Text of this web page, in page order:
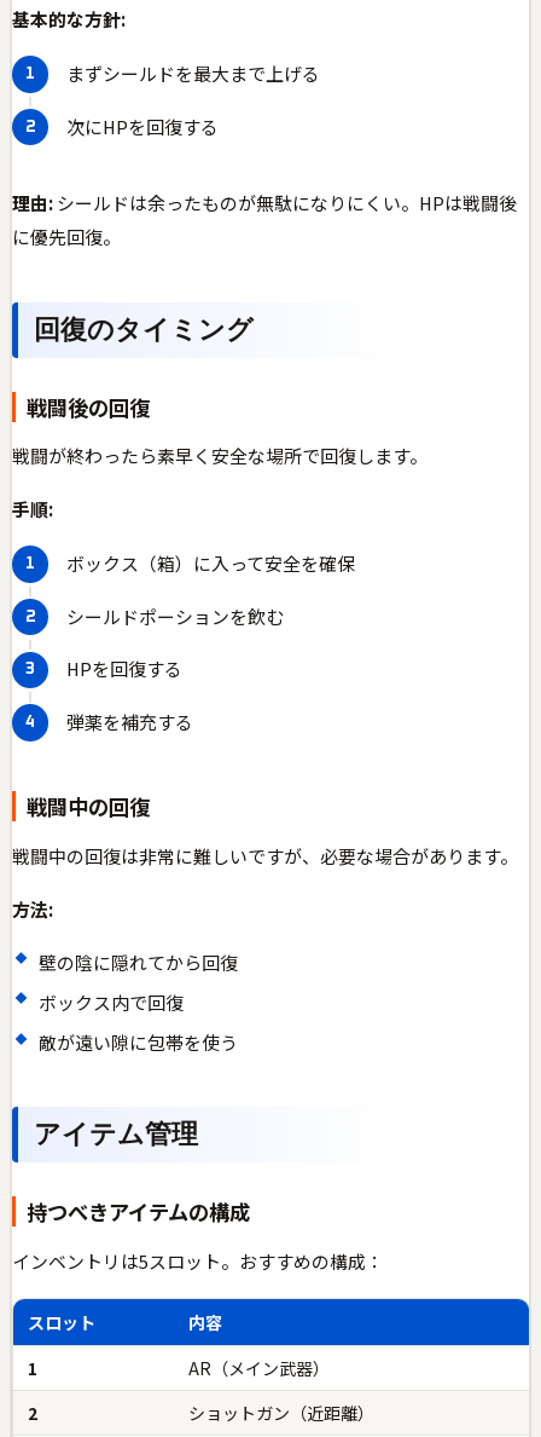
基本的な方針:
まずシールドを最大まで上げる
次にHPを回復する
理由:シールドは余ったものが無駄になりにくい。HPは戦闘後
に優先回復。
回復のタイミング
戦闘後の回復
戦闘が終わったら素早く安全な場所で回復します。
手順:
ボックス（箱）に入って安全を確保
シールドポーションを飲む
HPを回復する
弾薬を補充する
戦闘中の回復
戦闘中の回復は非常に難しいですが、必要な場合があります。
方法:
壁の陰に隠れてから回復
ボックス内で回復
敵が遠い隙に包帯を使う
アイテム管理
持つべきアイテムの構成
インベントリは5スロット。おすすめの構成：
スロット
内容
1
AR（メイン武器）
2
ショットガン（近距離）